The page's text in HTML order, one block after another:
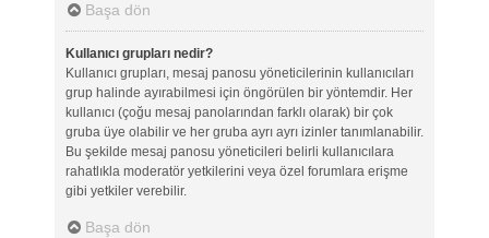
Başa dön
Kullanıcı grupları nedir?
Kullanıcı grupları, mesaj panosu yöneticilerinin kullanıcıları
grup halinde ayırabilmesi için öngörülen bir yöntemdir. Her
kullanıcı (çoğu mesaj panolarından farklı olarak) bir çok
gruba üye olabilir ve her gruba ayrı ayrı izinler tanımlanabilir.
Bu şekilde mesaj panosu yöneticileri belirli kullanıcılara
rahatlıkla moderatör yetkilerini veya özel forumlara erişme
gibi yetkiler verebilir.
Başa dön